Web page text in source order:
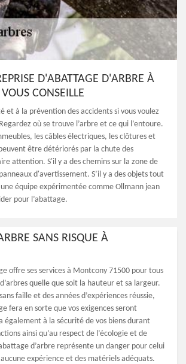
D'ABATTAGE D'ARBRE À
CONSEILLE
et à la prévention des accidents si vous voulez
où se trouve l’arbre et ce qui l’entoure.
les câbles électriques, les clôtures et
être détériorés par la chute des
attention. S'il y a des chemins sur la zone de
d'avertissement. S’il y a des objets tout
équipe expérimentée comme Ollmann jean
pour l’abattage.
SANS RISQUE À
offre ses services à Montcony 71500 pour tous
quelle que soit la hauteur et sa largeur.
faille et des années d’expériences réussie,
fera en sorte que vos exigences seront
également à la sécurité de vos biens durant
ainsi qu’au respect de l’écologie et de
d’arbre représente un danger pour celui
expérience et des matériels adéquats.